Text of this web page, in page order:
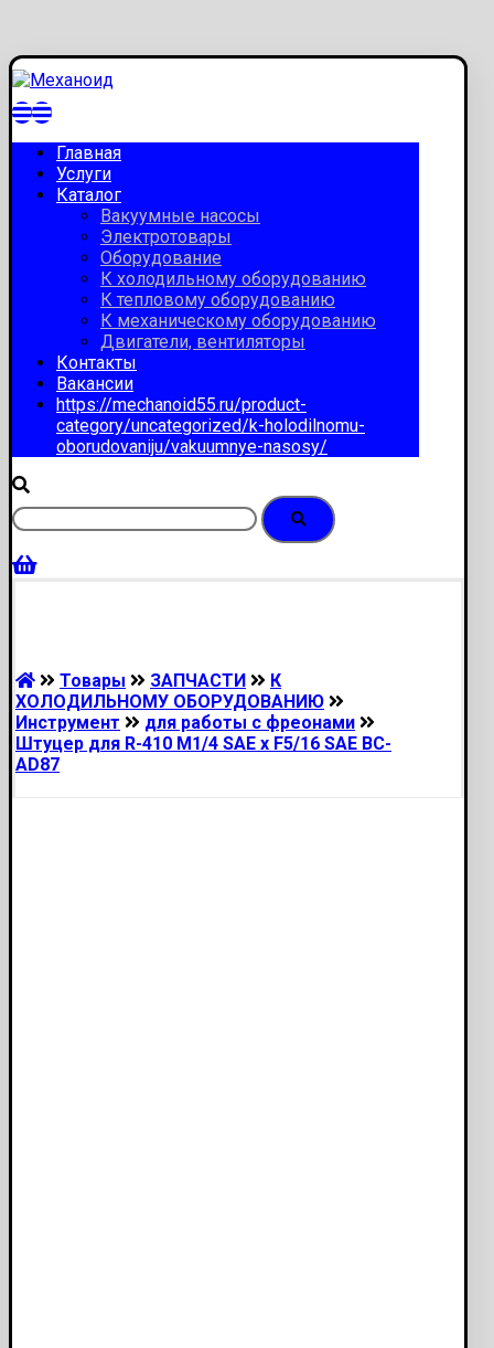
Главная
Услуги
Каталог
Вакуумные насосы
Электротовары
Оборудование
К холодильному оборудованию
К тепловому оборудованию
К механическому оборудованию
Двигатели, вентиляторы
Контакты
Вакансии
https://mechanoid55.ru/product-
category/uncategorized/k-holodilnomu-
oborudovaniju/vakuumnye-nasosy/
Товары ЗАПЧАСТИ
К
ХОЛОДИЛЬНОМУ ОБОРУДОВАНИЮ
Инструмент
для работы с фреонами
Штуцер для R-410 M1/4 SAE x F5/16 SAE BC-
AD87